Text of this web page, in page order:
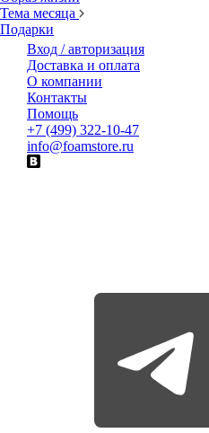
Тема месяца
Подарки
Вход / авторизация
Доставка и оплата
О компании
Контакты
Помощь
+7 (499) 322-10-47
info@foamstore.ru